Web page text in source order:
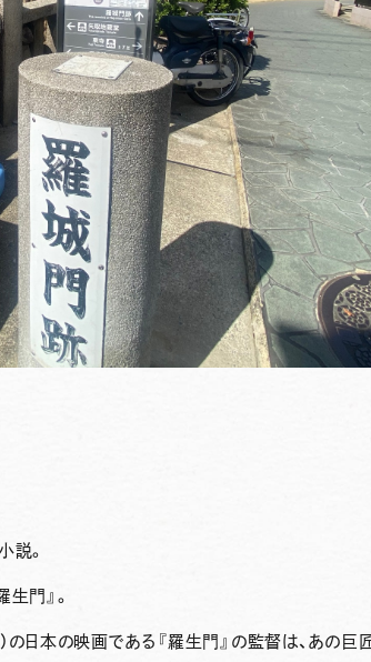
説。
門』。
日本の映画である『羅生門』の監督は、あの巨